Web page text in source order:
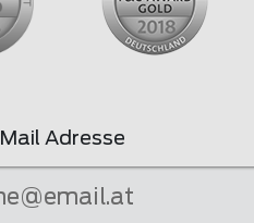
Mail Adresse